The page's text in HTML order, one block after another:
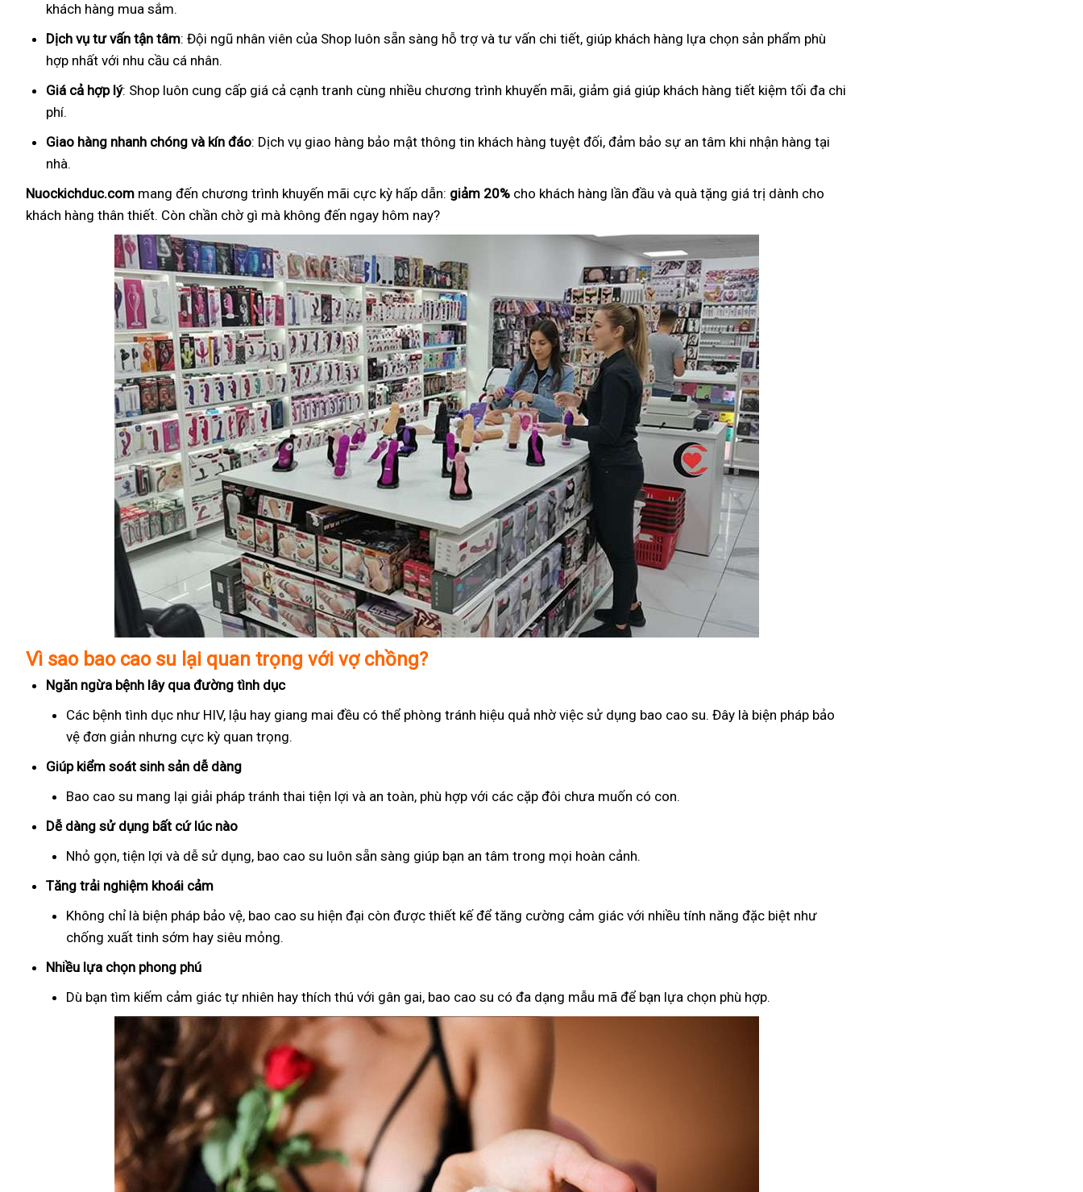
khách hàng mua sắm.
Dịch vụ tư vấn tận tâm: Đội ngũ nhân viên của Shop luôn sẵn sàng hỗ trợ và tư vấn chi tiết, giúp khách hàng lựa chọn sản phẩm phù
hợp nhất với nhu cầu cá nhân.
Giá cả hợp lý: Shop luôn cung cấp giá cả cạnh tranh cùng nhiều chương trình khuyến mãi, giảm giá giúp khách hàng tiết kiệm tối đa chi
phí.
Giao hàng nhanh chóng và kín đáo: Dịch vụ giao hàng bảo mật thông tin khách hàng tuyệt đối, đảm bảo sự an tâm khi nhận hàng tại
nhà.
Nuockichduc.com mang đến chương trình khuyến mãi cực kỳ hấp dẫn: giảm 20% cho khách hàng lần đầu và quà tặng giá trị dành cho
khách hàng thân thiết. Còn chần chờ gì mà không đến ngay hôm nay?
Vì sao bao cao su lại quan trọng với vợ chồng?
Ngăn ngừa bệnh lây qua đường tình dục
Các bệnh tình dục như HIV, lậu hay giang mai đều có thể phòng tránh hiệu quả nhờ việc sử dụng bao cao su. Đây là biện pháp bảo
vệ đơn giản nhưng cực kỳ quan trọng.
Giúp kiểm soát sinh sản dễ dàng
Bao cao su mang lại giải pháp tránh thai tiện lợi và an toàn, phù hợp với các cặp đôi chưa muốn có con.
Dễ dàng sử dụng bất cứ lúc nào
Nhỏ gọn, tiện lợi và dễ sử dụng, bao cao su luôn sẵn sàng giúp bạn an tâm trong mọi hoàn cảnh.
Tăng trải nghiệm khoái cảm
Không chỉ là biện pháp bảo vệ, bao cao su hiện đại còn được thiết kế để tăng cường cảm giác với nhiều tính năng đặc biệt như
chống xuất tinh sớm hay siêu mỏng.
Nhiều lựa chọn phong phú
Dù bạn tìm kiếm cảm giác tự nhiên hay thích thú với gân gai, bao cao su có đa dạng mẫu mã để bạn lựa chọn phù hợp.